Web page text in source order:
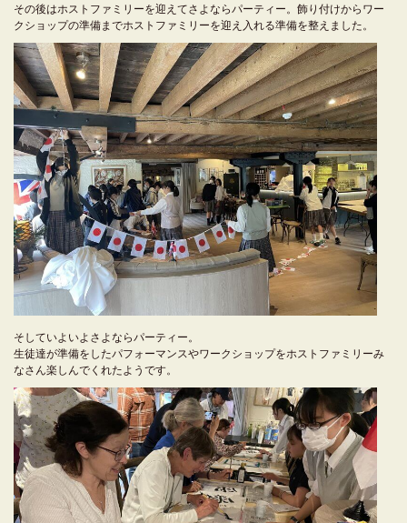
その後はホストファミリーを迎えてさよならパーティー。飾り付けからワー
クショップの準備までホストファミリーを迎え入れる準備を整えました。
そしていよいよさよならパーティー。
生徒達が準備をしたパフォーマンスやワークショップをホストファミリーみ
なさん楽しんでくれたようです。